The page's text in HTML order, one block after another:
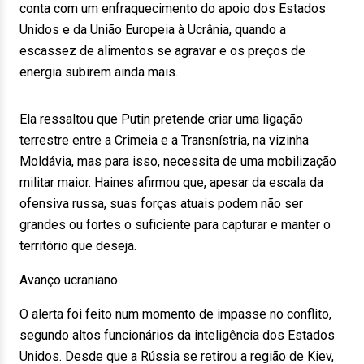
conta com um enfraquecimento do apoio dos Estados
Unidos e da União Europeia à Ucrânia, quando a
escassez de alimentos se agravar e os preços de
energia subirem ainda mais.
Ela ressaltou que Putin pretende criar uma ligação
terrestre entre a Crimeia e a Transnístria, na vizinha
Moldávia, mas para isso, necessita de uma mobilização
militar maior. Haines afirmou que, apesar da escala da
ofensiva russa, suas forças atuais podem não ser
grandes ou fortes o suficiente para capturar e manter o
território que deseja.
Avanço ucraniano
O alerta foi feito num momento de impasse no conflito,
segundo altos funcionários da inteligência dos Estados
Unidos. Desde que a Rússia se retirou a região de Kiev,